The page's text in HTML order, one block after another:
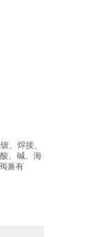
、焊接、
、碱、海
兼有